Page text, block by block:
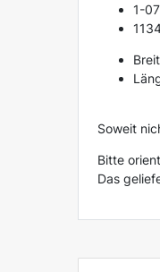
1-
Soweit
Bitte
Das